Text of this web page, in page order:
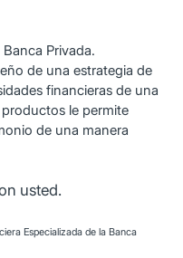
Privada.
de una estrategia de
financieras de una
le permite
de una manera
usted.
Especializada de la Banca